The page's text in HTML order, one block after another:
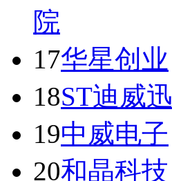
院
17华星创业
18ST迪威迅
19中威电子
20和晶科技